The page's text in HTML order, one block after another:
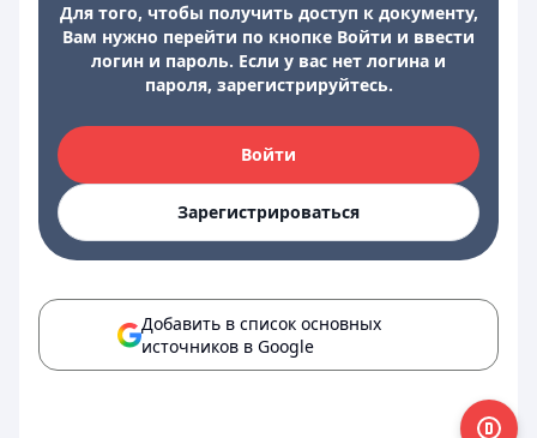
Для того, чтобы получить доступ к документу,
Вам нужно перейти по кнопке Войти и ввести
логин и пароль. Если у вас нет логина и
пароля, зарегистрируйтесь.
Войти
Зарегистрироваться
Добавить в список основных
источников в Google